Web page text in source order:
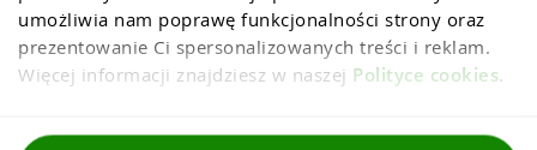
umożliwia nam poprawę funkcjonalności strony oraz
prezentowanie Ci spersonalizowanych treści i reklam.
Więcej informacji znajdziesz w naszej Polityce cookies.
Regulaminy